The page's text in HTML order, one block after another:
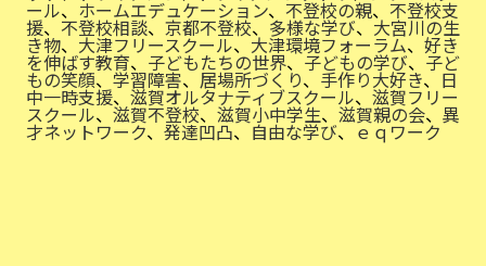
ール、 ホームエデュケーション、 不登校の親、 不登校支
援、 不登校相談、 京都不登校、 多様な学び、大宮川の生
き物、 大津フリースクール、大津環境フォーラム、好き
を伸ばす教育、 子どもたちの世界、子どもの学び、子ど
もの笑顔、学習障害、 居場所づくり、 手作り大好き、 日
中一時支援、 滋賀オルタナティブスクール、 滋賀フリー
スクール、滋賀不登校、 滋賀小中学生、 滋賀親の会、 異
才ネットワーク、 発達凹凸、自由な学び、ｅｑワーク